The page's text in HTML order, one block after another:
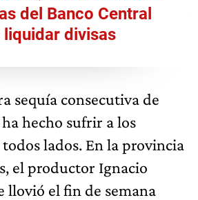
del Banco Central
liquidar divisas
sequía consecutiva de
hecho sufrir a los
lados. En la provincia
el productor Ignacio
llovió el fin de semana